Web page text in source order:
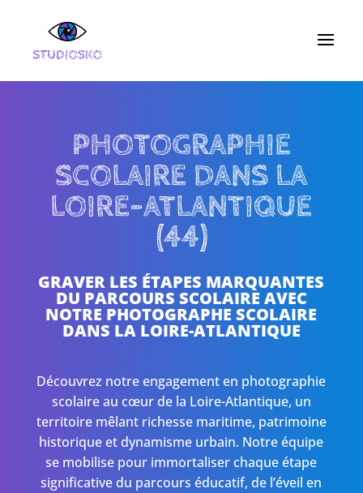
PHOTOGRAPHIE
SCOLAIRE DANS LA
LOIRE-ATLANTIQUE
(44)
GRAVER LES ÉTAPES MARQUANTES
DU PARCOURS SCOLAIRE AVEC
NOTRE PHOTOGRAPHE SCOLAIRE
DANS LA LOIRE-ATLANTIQUE
Découvrez notre engagement en photographie
scolaire au cœur de la Loire-Atlantique, un
territoire mêlant richesse maritime, patrimoine
historique et dynamisme urbain. Notre équipe
se mobilise pour immortaliser chaque étape
significative du parcours éducatif, de l’éveil en